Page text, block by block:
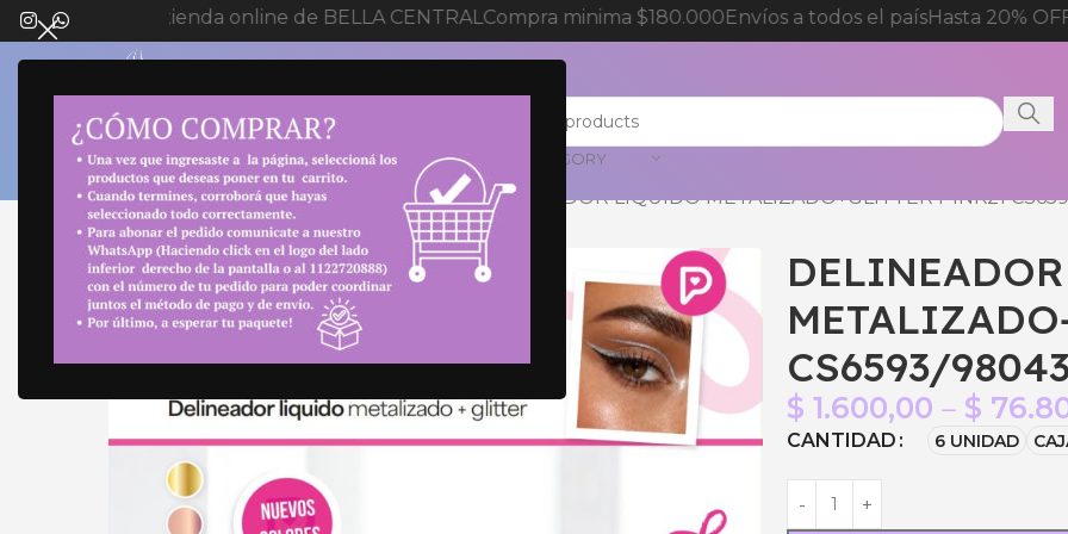
Bienvenida a tienda online de BELLA CENTRALCompra minima $180.000Envíos a todos el paísHasta 20%
SELECT CATEGORY
Inicio Maquillaje Delineador y Máscara DELINEADOR LIQUIDO METALIZADO+GLITTER PINK21
CS6593/
$ 1.600,00 – $
CANTIDAD 6 UNIDAD